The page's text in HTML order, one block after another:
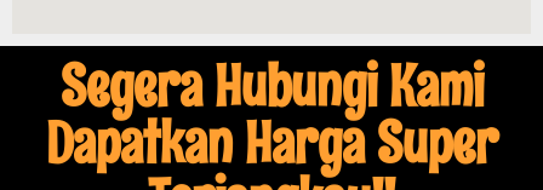
Segera Hubungi Kami
Dapatkan Harga Super